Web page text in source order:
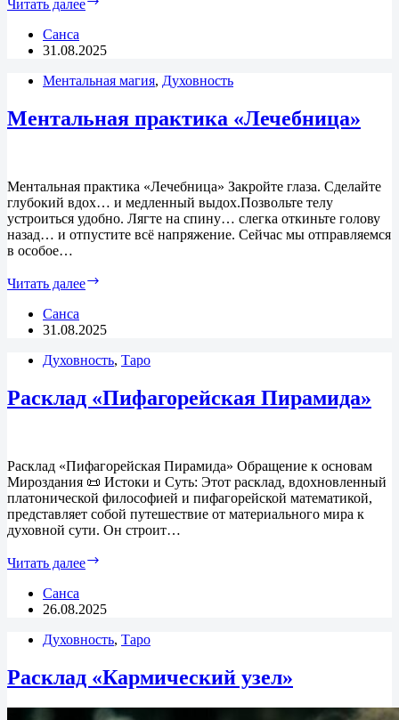
Читать далее
дома»
Санса
31.08.2025
Ментальная магия, Духовность
Ментальная практика «Лечебница»
Ментальная практика «Лечебница» Закройте глаза. Сделайте
глубокий вдох… и медленный выдох.Позвольте телу
устроиться удобно. Лягте на спину… слегка откиньте голову
назад… и отпустите всё напряжение. Сейчас мы отправляемся
в особое…
Читать далее
Санса
31.08.2025
Духовность, Таро
Расклад «Пифагорейская Пирамида»
Расклад «Пифагорейская Пирамида» Обращение к основам
Мироздания 📜 Истоки и Суть: Этот расклад, вдохновленный
платонической философией и пифагорейской математикой,
представляет собой путешествие от материального мира к
духовной сути. Он строит…
Читать далее
Санса
26.08.2025
Духовность, Таро
Расклад «Кармический узел»